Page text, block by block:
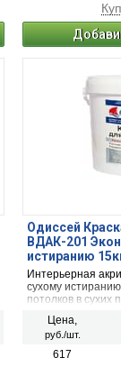
Одиссей
ВДАК-201
истиранию
Интерьерная
сухому
потолков в сухих
пластиковое
Цена,
руб./шт.
617